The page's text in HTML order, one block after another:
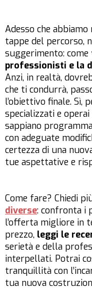
Adesso che
tappe del percorso,
suggerimento: come
professionisti e la
Anzi, in realtà,
che ti condurrà,
l’obiettivo finale. Sì,
specializzati e
sappiano
con adeguate
certezza di una
tue aspettative e
Come fare? Chiedi
diverse: confronta i
l’offerta migliore in
prezzo, leggi le
serietà e della
interpellati. Potrai
tranquillità con
tua nuova